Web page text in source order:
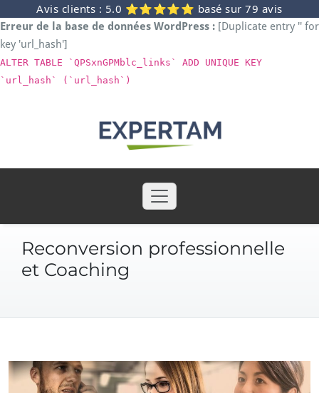
Avis clients : 5.0 ⭐⭐⭐⭐⭐ basé sur 79 avis
Erreur de la base de données WordPress : [Duplicate entry '' for
key 'url_hash']
ALTER TABLE `QPSxnGPMblc_links` ADD UNIQUE KEY
`url_hash` (`url_hash`)
Reconversion professionnelle
et Coaching